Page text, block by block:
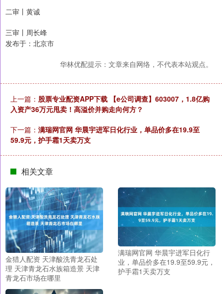
二审丨黄诚
三审丨周长峰
发布于：北京市
华林优配提示：文章来自网络，不代表本站观点。
上一篇： 股票专业配资APP下载 【e公司调查】603007，1.8亿购
入资产36万元甩卖！高溢价并购走向何方？
下一篇： 满瑞网官网 华晨宇进军日化行业，单品价多在19.9至
59.9元，护手霜1天卖万支
相关文章
金猎人配资 天津酸洗青龙石处
理 天津青龙石水族箱造景 天津
青龙石市场在哪里
满瑞网官网 华晨宇进军日化行
业，单品价多在19.9至59.9元，
护手霜1天卖万支